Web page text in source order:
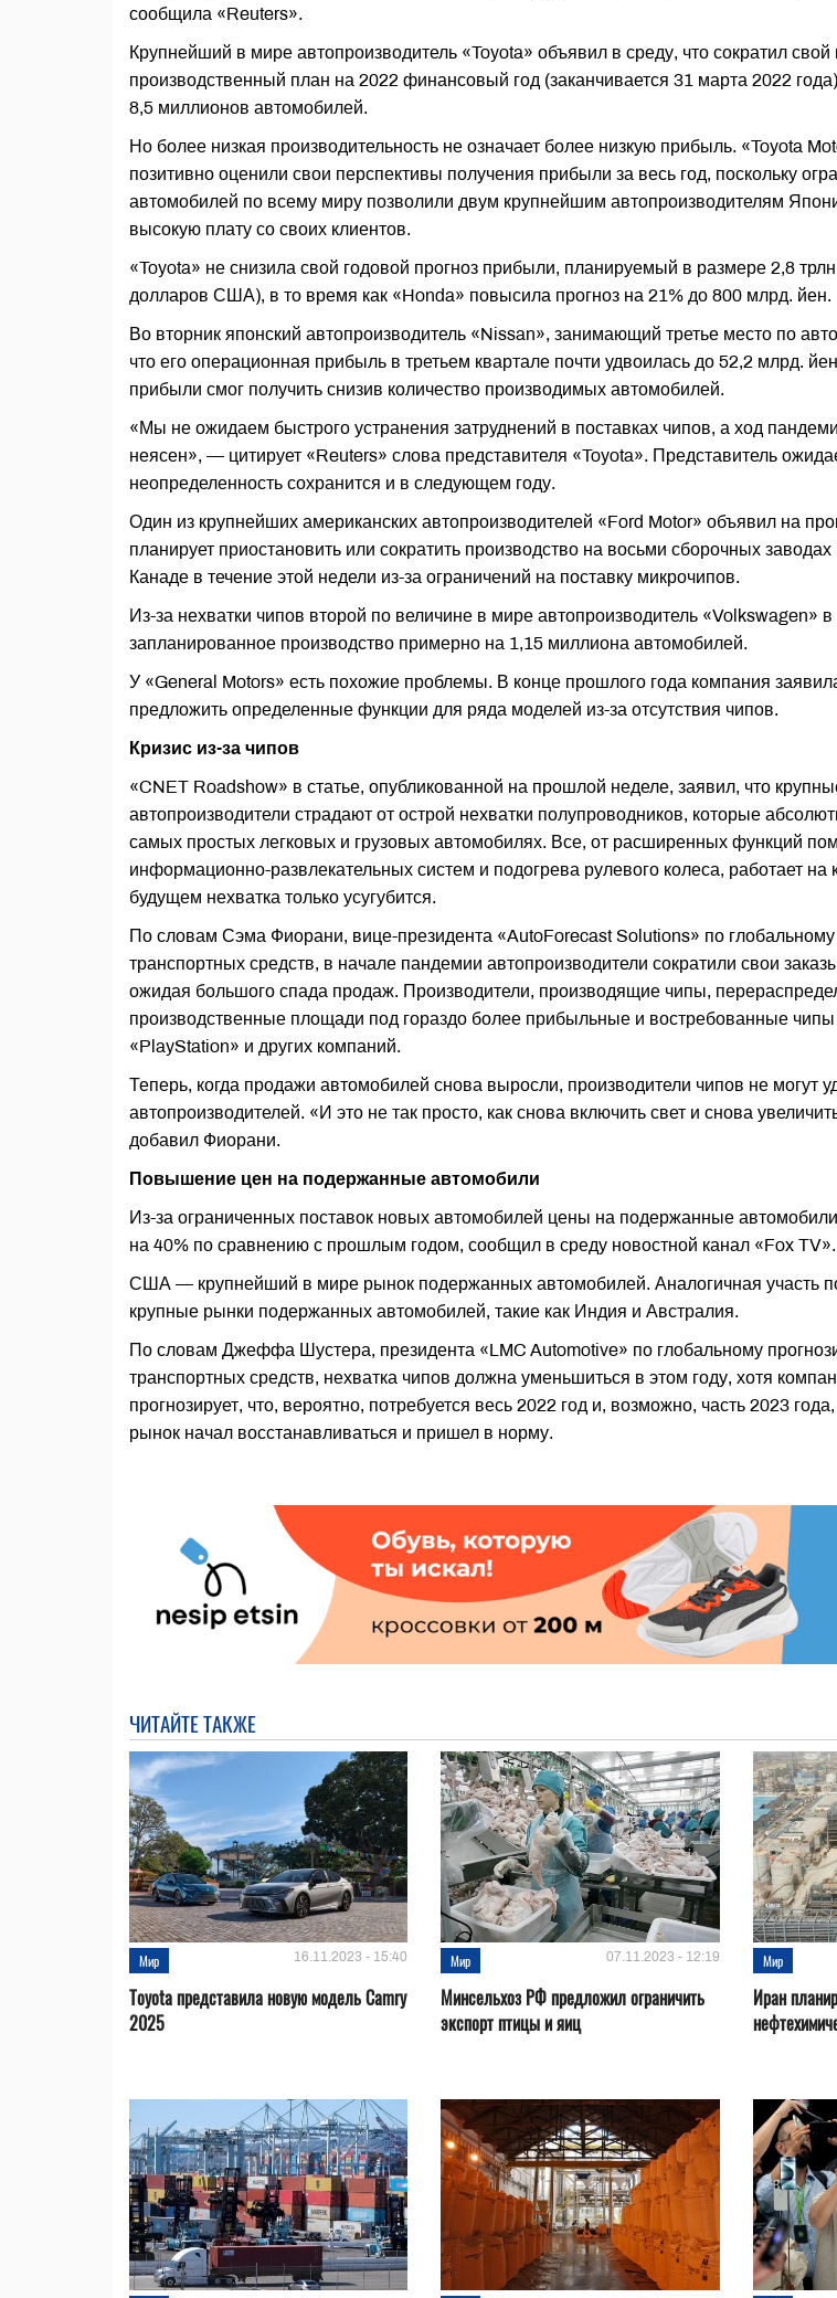
сообщила «Reuters».
Крупнейший в мире автопроизводитель «Toyota» объявил в среду, что сократил свой
производственный план на 2022 финансовый год (заканчивается 31 марта 2022
8,5 миллионов автомобилей.
Но более низкая производительность не означает более низкую прибыль. «Toyota
позитивно оценили свои перспективы получения прибыли за весь год, поскольку
автомобилей по всему миру позволили двум крупнейшим автопроизводителям
высокую плату со своих клиентов.
«Toyota» не снизила свой годовой прогноз прибыли, планируемый в размере 2,8
долларов США), в то время как «Honda» повысила прогноз на 21% до 800 млрд. йен.
Во вторник японский автопроизводитель «Nissan», занимающий третье место по
что его операционная прибыль в третьем квартале почти удвоилась до 52,2 млрд.
прибыли смог получить снизив количество производимых автомобилей.
«Мы не ожидаем быстрого устранения затруднений в поставках чипов, а ход
неясен», — цитирует «Reuters» слова представителя «Toyota». Представитель
неопределенность сохранится и в следующем году.
Один из крупнейших американских автопроизводителей «Ford Motor» объявил на
планирует приостановить или сократить производство на восьми сборочных
Канаде в течение этой недели из-за ограничений на поставку микрочипов.
Из-за нехватки чипов второй по величине в мире автопроизводитель «Volkswagen»
запланированное производство примерно на 1,15 миллиона автомобилей.
У «General Motors» есть похожие проблемы. В конце прошлого года компания
предложить определенные функции для ряда моделей из-за отсутствия чипов.
Кризис из-за чипов
«CNET Roadshow» в статье, опубликованной на прошлой неделе, заявил, что
автопроизводители страдают от острой нехватки полупроводников, которые
самых простых легковых и грузовых автомобилях. Все, от расширенных функций
информационно-развлекательных систем и подогрева рулевого колеса, работает
будущем нехватка только усугубится.
По словам Сэма Фиорани, вице-президента «AutoForecast Solutions» по
транспортных средств, в начале пандемии автопроизводители сократили свои
ожидая большого спада продаж. Производители, производящие чипы,
производственные площади под гораздо более прибыльные и востребованные
«PlayStation» и других компаний.
Теперь, когда продажи автомобилей снова выросли, производители чипов не могут
автопроизводителей. «И это не так просто, как снова включить свет и снова
добавил Фиорани.
Повышение цен на подержанные автомобили
Из-за ограниченных поставок новых автомобилей цены на подержанные
на 40% по сравнению с прошлым годом, сообщил в среду новостной канал «Fox TV».
США — крупнейший в мире рынок подержанных автомобилей. Аналогичная участь
крупные рынки подержанных автомобилей, такие как Индия и Австралия.
По словам Джеффа Шустера, президента «LMC Automotive» по глобальному
транспортных средств, нехватка чипов должна уменьшиться в этом году, хотя
прогнозирует, что, вероятно, потребуется весь 2022 год и, возможно, часть 2023
рынок начал восстанавливаться и пришел в норму.
ЧИТАЙТЕ ТАКЖЕ
Мир 16.11.2023 - 15:40
Toyota представила новую модель Camry
2025
Мир 07.11.2023 - 12:19
Минсельхоз РФ предложил ограничить
экспорт птицы и яиц
Мир
Иран